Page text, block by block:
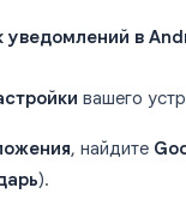
уведомлений в
вашего
, найдите
).